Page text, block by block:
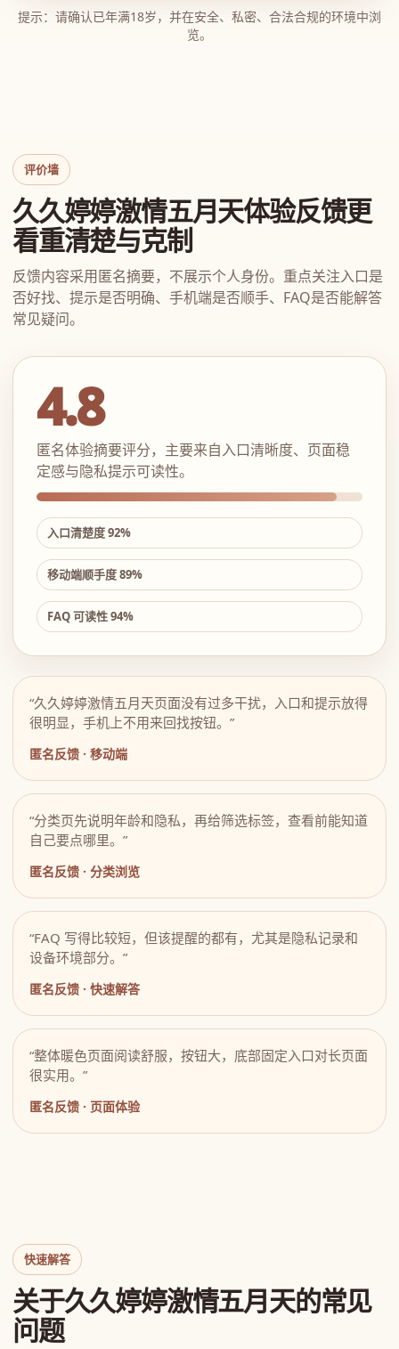
提示：请确认已年满18岁，并在安全、私密、合法合规的环境中浏
览。
评价墙
久久婷婷激情五月天体验反馈更
看重清楚与克制
反馈内容采用匿名摘要，不展示个人身份。重点关注入口是
否好找、提示是否明确、手机端是否顺手、FAQ是否能解答
常见疑问。
4.8
匿名体验摘要评分，主要来自入口清晰度、页面稳
定感与隐私提示可读性。
入口清楚度 92%
移动端顺手度 89%
FAQ 可读性 94%
“久久婷婷激情五月天页面没有过多干扰，入口和提示放得
很明显，手机上不用来回找按钮。”
匿名反馈 · 移动端
“分类页先说明年龄和隐私，再给筛选标签，查看前能知道
自己要点哪里。”
匿名反馈 · 分类浏览
“FAQ 写得比较短，但该提醒的都有，尤其是隐私记录和
设备环境部分。”
匿名反馈 · 快速解答
“整体暖色页面阅读舒服，按钮大，底部固定入口对长页面
很实用。”
匿名反馈 · 页面体验
快速解答
关于久久婷婷激情五月天的常见
问题